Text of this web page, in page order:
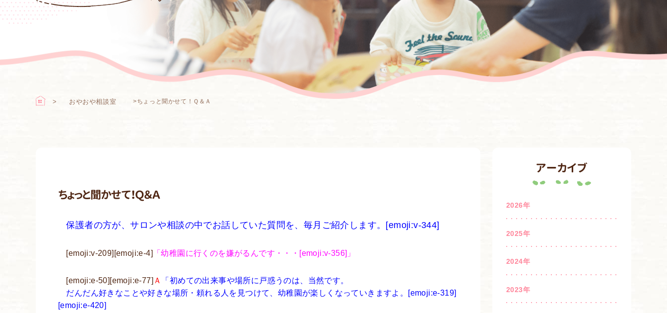
おやおや相談室 >ちょっと聞かせて！Ｑ＆Ａ
ちょっと聞かせて！Ｑ＆Ａ
保護者の方が、サロンや相談の中でお話していた質問を、毎月ご紹介します。[emoji:v-344]
[emoji:v-209][emoji:e-4] 「幼稚園に行くのを嫌がるんです・・・[emoji:v-356]」
[emoji:e-50][emoji:e-77] Ａ
「初めての出来事や場所に戸惑うのは、当然です。
だんだん好きなことや好きな場所・頼れる人を見つけて、幼稚園が楽しくなっていきますよ。[emoji:e-319]
[emoji:e-420]
アーカイブ
2026年
2025年
2024年
2023年